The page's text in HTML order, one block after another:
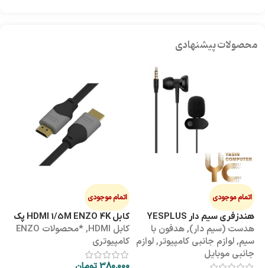
محصولات پیشنهادی
اتمام موجودی
هندزفری سیم دار YESPLUS
YS-113
هدست (سیم دار),هدفون با
سیم,لوازم جانبی کامپیوتر,لوازم
جانبی موبایل
اتمام موجودی
کابل HDMI 1/5M ENZO 4K پک
طلقی
کابل HDMI ,
*محصولات ENZO
کامپیوتری